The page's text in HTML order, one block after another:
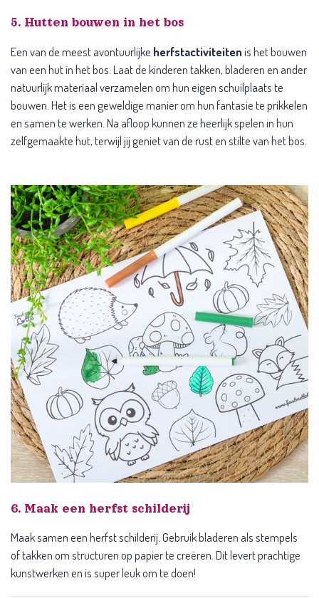
5. Hutten bouwen in het bos
Een van de meest avontuurlijke herfstactiviteitenis het bouwen
van een hut in het bos. Laat de kinderen takken, bladeren en ander
natuurlijk materiaal verzamelen om hun eigen schuilplaats te
bouwen. Het is een geweldige manier om hun fantasie te prikkelen
en samen te werken. Na afloop kunnen ze heerlijk spelen in hun
zelfgemaakte hut, terwijl jij geniet van de rust en stilte van het bos.
6. Maak een herfst schilderij
Maak samen een herfst schilderij. Gebruik bladeren als stempels
of takken om structuren op papier te creëren. Dit levert prachtige
kunstwerken en is super leuk om te doen!